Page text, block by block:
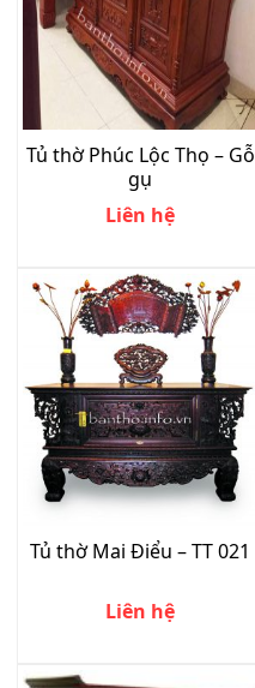
Tủ thờ Phúc Lộc Thọ – Gỗ
gụ
Liên hệ
Tủ thờ Mai Điểu – TT 021
Liên hệ